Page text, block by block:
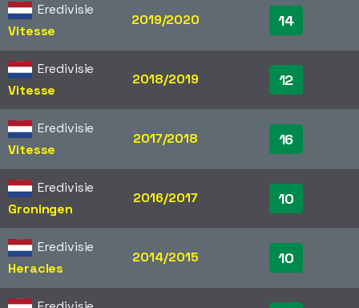
Eredivisie
Vitesse
2019/2020 14
Eredivisie
Vitesse
2018/2019 12
Eredivisie
Vitesse
2017/2018 16
Eredivisie
Groningen
2016/2017 10
Eredivisie
Heracles
2014/2015 10